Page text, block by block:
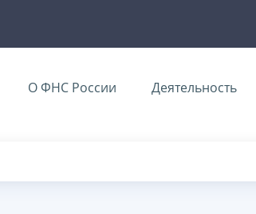
О ФНС России Деятельность